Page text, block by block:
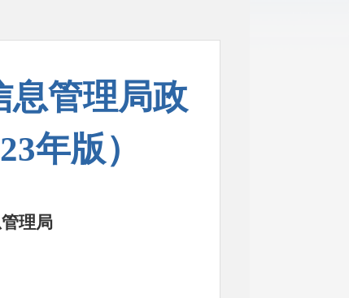
息管理局政
年版）
理局